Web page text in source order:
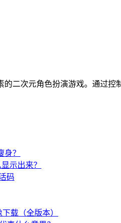
二次元角色扮演游戏。通过
？
示出来？
码
载（全版本）